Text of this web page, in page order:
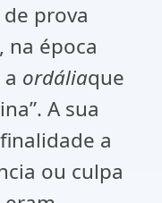
prova
época
ordáliaque
A sua
a
ou culpa